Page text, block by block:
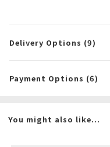
Delivery Options (9)
Payment Options (6)
You might also like...